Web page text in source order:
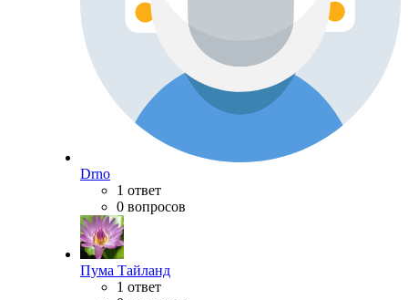
Drno
1 ответ
0 вопросов
Пума Тайланд
1 ответ